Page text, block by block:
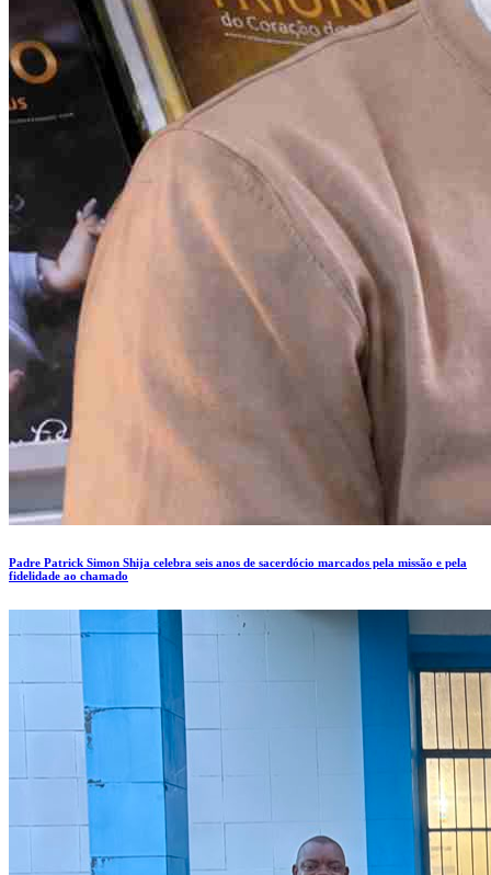
Padre Patrick Simon Shija celebra seis anos de sacerdócio marcados pela missão e pela
fidelidade ao chamado